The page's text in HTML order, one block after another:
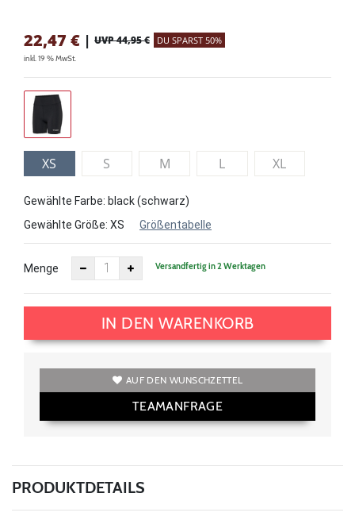
22,47 € | UVP 44,95 € DU SPARST 50%
inkl. 19 % MwSt.
XS S M L XL
Gewählte Farbe: black (schwarz)
Gewählte Größe: XS Größentabelle
Menge Versandfertig in 2 Werktagen
IN DEN WARENKORB
AUF DEN WUNSCHZETTEL
TEAMANFRAGE
PRODUKTDETAILS